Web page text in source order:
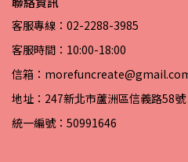
客服專線：02-2288-3985
客服時間：10:00-18:00
信箱：
地址：247新北市蘆洲區信義路58號
統一編號：50991646